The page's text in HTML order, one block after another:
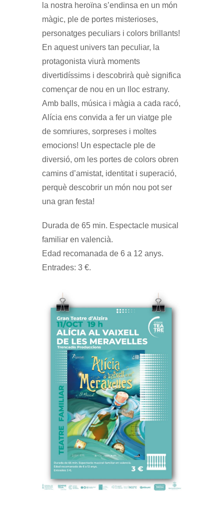
la nostra heroïna s’endinsa en un món
màgic, ple de portes misterioses,
personatges peculiars i colors brillants!
En aquest univers tan peculiar, la
protagonista viurà moments
divertidíssims i descobrirà què significa
començar de nou en un lloc estrany.
Amb balls, música i màgia a cada racó,
Alícia ens convida a fer un viatge ple
de somriures, sorpreses i moltes
emocions! Un espectacle ple de
diversió, om les portes de colors obren
camins d’amistat, identitat i superació,
perquè descobrir un món nou pot ser
una gran festa!
Durada de 65 min. Espectacle musical
familiar en valencià.
Edad recomanada de 6 a 12 anys.
Entrades: 3 €.